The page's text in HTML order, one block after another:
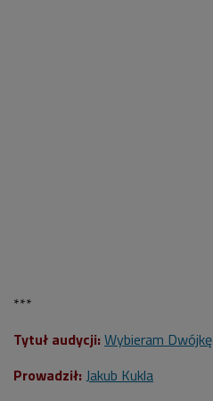
***
Tytuł audycji: Wybieram Dwójkę
Prowadził: Jakub Kukla